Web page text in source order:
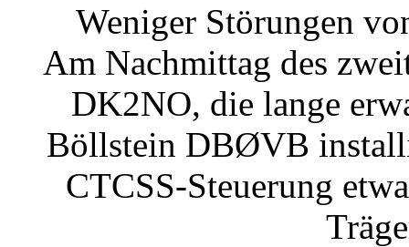
Weniger Störungen
Am Nachmittag des
DK2NO, die lange
Böllstein DBØVB
CTCSS-Steuerung